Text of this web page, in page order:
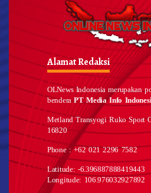
Alamat Redaksi
OLNews Indonesia merupakan
benderaPT Media Info
Metland Transyogi Ruko Sport
16820
Phone : +62 021 2296 7582
Latitude: -6.396887888419443
Longitude: 106.976032927892